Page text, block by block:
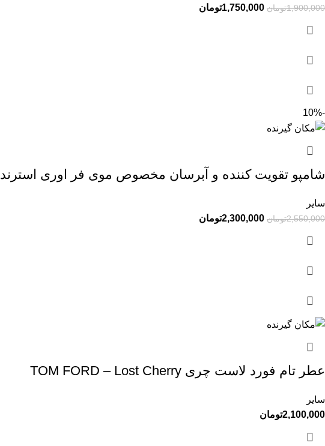
1,900,000تومان 1,750,000تومان
-10%
شامپو تقویت کننده و آبرسان مخصوص موی فر اوری استرند
سایر
2,550,000تومان 2,300,000تومان
عطر تام فورد لاست چری TOM FORD – Lost Cherry
سایر
2,100,000تومان